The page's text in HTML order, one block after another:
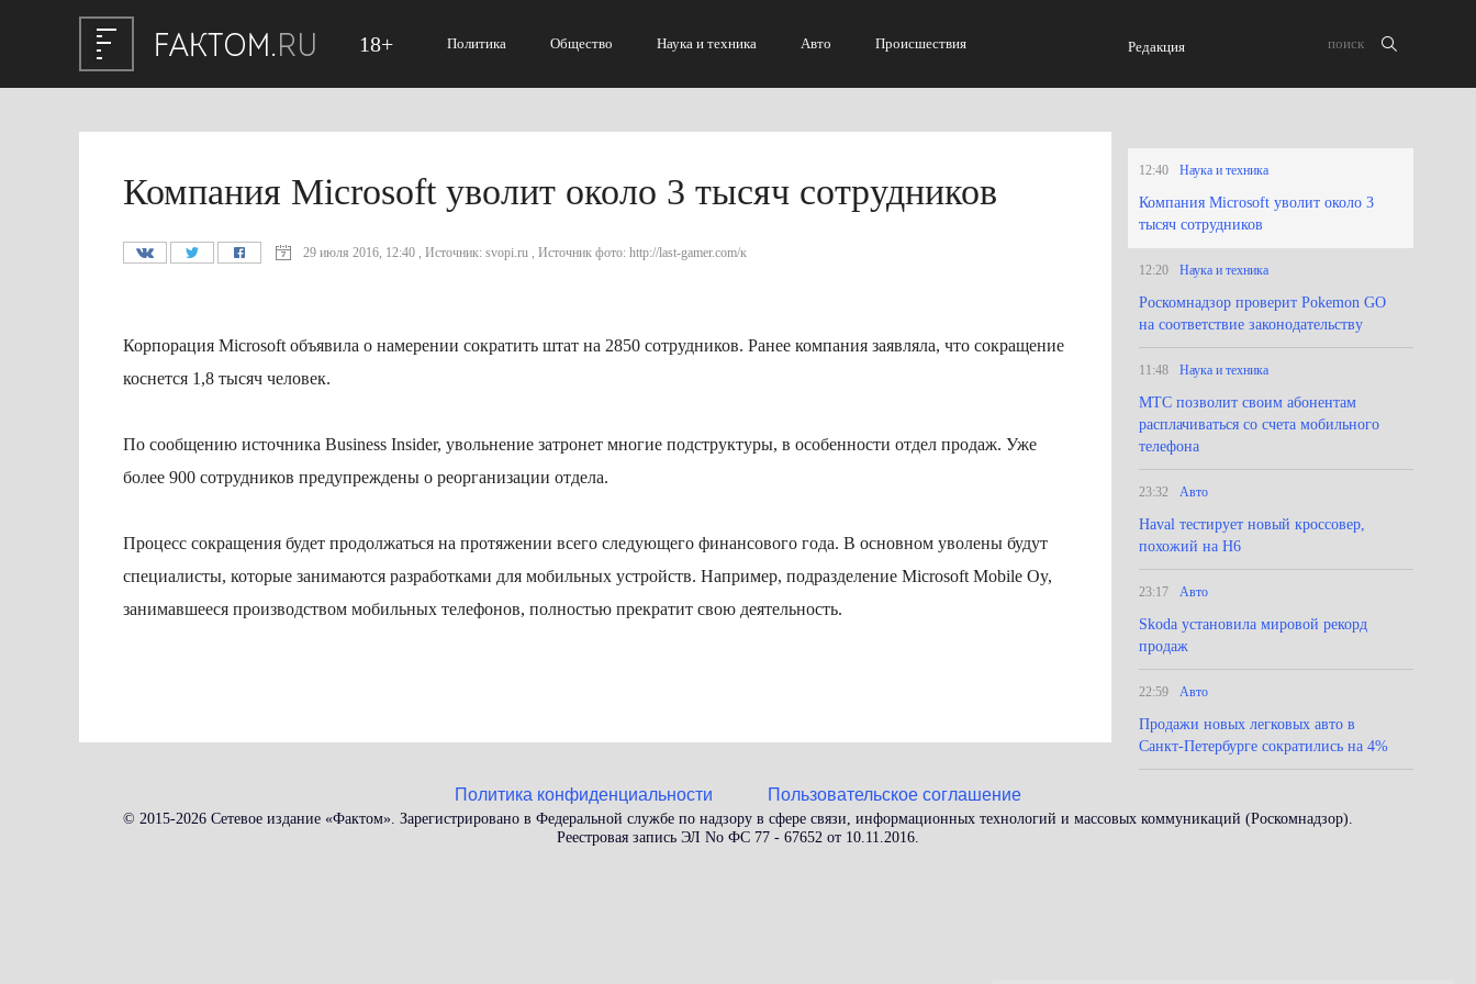
18+ Политика Общество Наука и техника Авто Происшествия Редакция
Компания Microsoft уволит около 3 тысяч сотрудников
29 июля 2016, 12:40 , Источник: svopi.ru , Источник фото: http://last-gamer.com/к
Корпорация Microsoft объявила о намерении сократить штат на 2850 сотрудников. Ранее компания заявляла, что сокращение
коснется 1,8 тысяч человек.
По сообщению источника Business Insider, увольнение затронет многие подструктуры, в особенности отдел продаж. Уже
более 900 сотрудников предупреждены о реорганизации отдела.
Процесс сокращения будет продолжаться на протяжении всего следующего финансового года. В основном уволены будут
специалисты, которые занимаются разработками для мобильных устройств. Например, подразделение Microsoft Mobile Oy,
занимавшееся производством мобильных телефонов, полностью прекратит свою деятельность.
12:40 Наука и техника
Компания Microsoft уволит около 3
тысяч сотрудников
12:20 Наука и техника
Роскомнадзор проверит Pokemon GO
на соответствие законодательству
11:48 Наука и техника
МТС позволит своим абонентам
расплачиваться со счета мобильного
телефона
23:32 Авто
Haval тестирует новый кроссовер,
похожий на Н6
23:17 Авто
Skoda установила мировой рекорд
продаж
22:59 Авто
Продажи новых легковых авто в
Санкт-Петербурге сократились на 4%
Политика конфиденциальности Пользовательское соглашение
© 2015-2026 Сетевое издание «Фактом». Зарегистрировано в Федеральной службе по надзору в сфере связи, информационных технологий и массовых коммуникаций (Роскомнадзор).
Реестровая запись ЭЛ No ФС 77 - 67652 от 10.11.2016.